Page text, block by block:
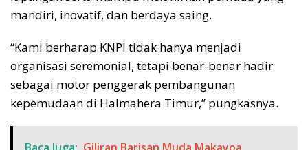
mandiri, inovatif, dan berdaya saing.
“Kami berharap KNPI tidak hanya menjadi
organisasi seremonial, tetapi benar-benar hadir
sebagai motor penggerak pembangunan
kepemudaan di Halmahera Timur,” pungkasnya.